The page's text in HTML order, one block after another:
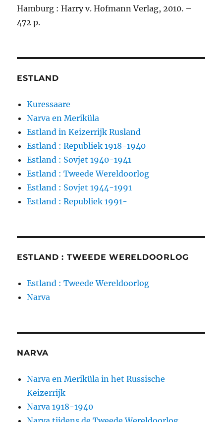
Hamburg : Harry v. Hofmann Verlag, 2010. –
472 p.
ESTLAND
Kuressaare
Narva en Meriküla
Estland in Keizerrijk Rusland
Estland : Republiek 1918-1940
Estland : Sovjet 1940-1941
Estland : Tweede Wereldoorlog
Estland : Sovjet 1944-1991
Estland : Republiek 1991-
ESTLAND : TWEEDE WERELDOORLOG
Estland : Tweede Wereldoorlog
Narva
NARVA
Narva en Meriküla in het Russische
Keizerrijk
Narva 1918-1940